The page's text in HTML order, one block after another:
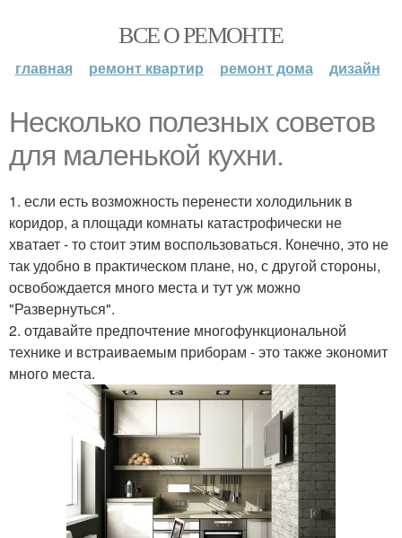
ВСЕ О РЕМОНТЕ
главная ремонт квартир ремонт дома дизайн
Несколько полезных советов
для маленькой кухни.
1. если есть возможность перенести холодильник в
коридор, а площади комнаты катастрофически не
хватает - то стоит этим воспользоваться. Конечно, это не
так удобно в практическом плане, но, с другой стороны,
освобождается много места и тут уж можно
"Развернуться".
2. отдавайте предпочтение многофункциональной
технике и встраиваемым приборам - это также экономит
много места.